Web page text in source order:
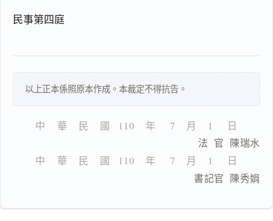
民事第四庭
以上正本係照原本作成。本裁定不得抗告。
中    華    民    國   110    年     7    月    1     日
                              法  官  陳瑞水
中    華    民    國   110    年     7    月    1     日
                              書記官  陳秀娟
複
文